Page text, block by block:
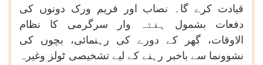
قیادت کرے گا۔ نصاب اور فریم ورک دونوں کی
دفعات
بشمول ہفتہ وار سرگرمی کا
نظام
الاوقات،
گھر کے دورے کی رہنمائی، بچوں
کی
نشوونما سے باخبر رہنے کے لیے تشخیصی ٹولز وغیرہ